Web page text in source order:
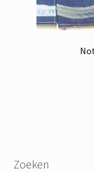
Zoeken